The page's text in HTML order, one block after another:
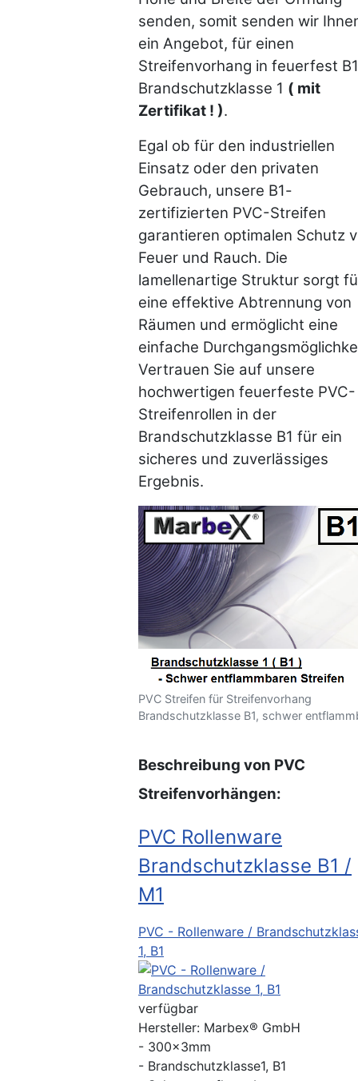
senden, somit senden wir
ein Angebot, für einen
Streifenvorhang in feuerfest
Brandschutzklasse 1 ( mit
Zertifikat ! ).
Egal ob für den industriellen
Einsatz oder den privaten
Gebrauch, unsere B1-
zertifizierten PVC-Streifen
garantieren optimalen Schutz
Feuer und Rauch. Die
lamellenartige Struktur sorgt
eine effektive Abtrennung von
Räumen und ermöglicht eine
einfache
Vertrauen Sie auf unsere
hochwertigen feuerfeste PVC-
Streifenrollen in der
Brandschutzklasse B1 für ein
sicheres und zuverlässiges
Ergebnis.
PVC Streifen für Streifenvorhang
Brandschutzklasse B1, schwer
Beschreibung von PVC
Streifenvorhängen:
PVC Rollenware
Brandschutzklasse B1 /
M1
PVC - Rollenware /
1, B1
verfügbar
Hersteller: Marbex® GmbH
- 300x3mm
- Brandschutzklasse1, B1